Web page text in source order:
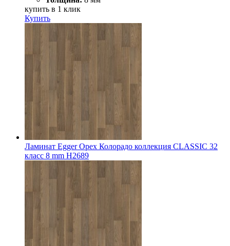
купить в 1 клик
Купить
Ламинат Egger Орех Колорадо коллекция CLASSIC 32
класс 8 mm Н2689